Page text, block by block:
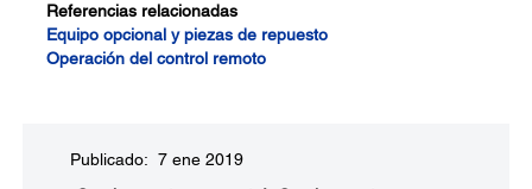
Referencias relacionadas
Equipo opcional y piezas de repuesto
Operación del control remoto
Publicado: 7 ene 2019